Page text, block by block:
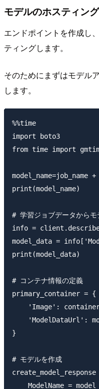
モデルのホスティング
エンドポイントを作成し
ティングします。
そのためにまずはモデル
します。
%%time
import boto3
from time import
model_name=job_name
print(model_name)
# 学習ジョブデータからモ
info =
model_data =
print(model_data)
# コンテナ情報の定義
primary_container = {
'Image':
'ModelDataUrl':
}
# モデルを作成
ModelName =